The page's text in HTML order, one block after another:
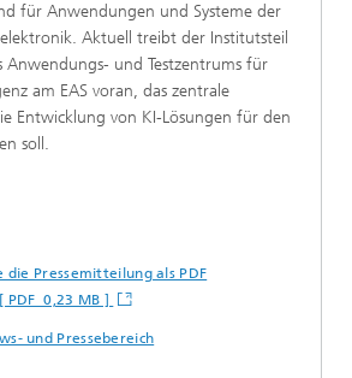
für Anwendungen und Systeme der
Aktuell treibt der Institutsteil
Anwendungs- und Testzentrums für
am EAS voran, das zentrale
Entwicklung von KI-Lösungen für den
soll.
die Pressemitteilung als PDF
0,23 MB ]
und Pressebereich